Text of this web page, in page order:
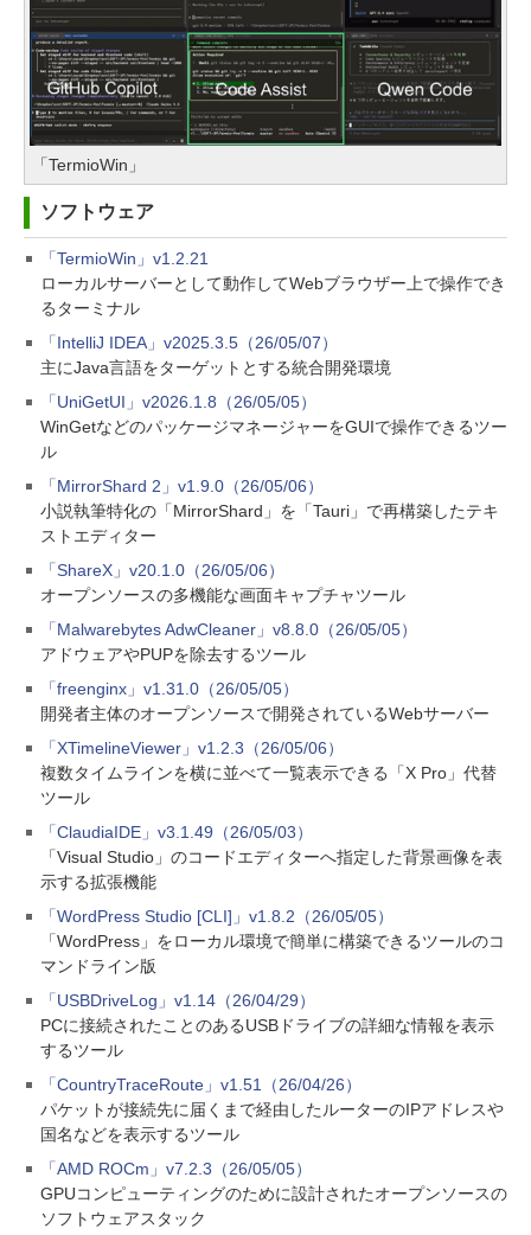
「TermioWin」
ソフトウェア
「TermioWin」v1.2.21
ローカルサーバーとして動作してWebブラウザー上で操作でき
るターミナル
「IntelliJ IDEA」v2025.3.5（26/05/07）
主にJava言語をターゲットとする統合開発環境
「UniGetUI」v2026.1.8（26/05/05）
WinGetなどのパッケージマネージャーをGUIで操作できるツー
ル
「MirrorShard 2」v1.9.0（26/05/06）
小説執筆特化の「MirrorShard」を「Tauri」で再構築したテキ
ストエディター
「ShareX」v20.1.0（26/05/06）
オープンソースの多機能な画面キャプチャツール
「Malwarebytes AdwCleaner」v8.8.0（26/05/05）
アドウェアやPUPを除去するツール
「freenginx」v1.31.0（26/05/05）
開発者主体のオープンソースで開発されているWebサーバー
「XTimelineViewer」v1.2.3（26/05/06）
複数タイムラインを横に並べて一覧表示できる「X Pro」代替
ツール
「ClaudiaIDE」v3.1.49（26/05/03）
「Visual Studio」のコードエディターへ指定した背景画像を表
示する拡張機能
「WordPress Studio [CLI]」v1.8.2（26/05/05）
「WordPress」をローカル環境で簡単に構築できるツールのコ
マンドライン版
「USBDriveLog」v1.14（26/04/29）
PCに接続されたことのあるUSBドライブの詳細な情報を表示
するツール
「CountryTraceRoute」v1.51（26/04/26）
パケットが接続先に届くまで経由したルーターのIPアドレスや
国名などを表示するツール
「AMD ROCm」v7.2.3（26/05/05）
GPUコンピューティングのために設計されたオープンソースの
ソフトウェアスタック